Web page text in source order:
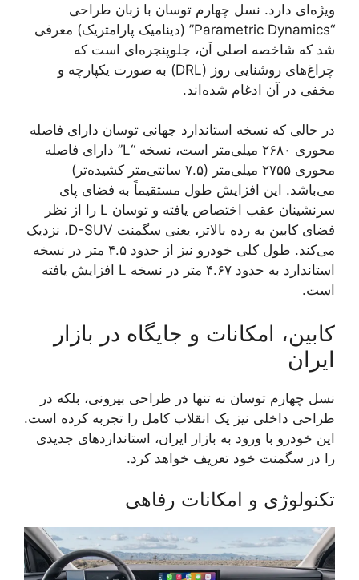
ویژه‌ای دارد. نسل چهارم توسان با زبان طراحی
“Parametric Dynamics” (دینامیک پارامتریک) معرفی
شد که شاخصه اصلی آن، جلوپنجره‌ای است که
چراغ‌های روشنایی روز (DRL) به صورت یکپارچه و
مخفی در آن ادغام شده‌اند.
در حالی که نسخه استاندارد جهانی توسان دارای فاصله
محوری ۲۶۸۰ میلی‌متر است، نسخه “L” دارای فاصله
محوری ۲۷۵۵ میلی‌متر (۷.۵ سانتی‌متر کشیده‌تر)
می‌باشد. این افزایش طول مستقیماً به فضای پای
سرنشینان عقب اختصاص یافته و توسان L را از نظر
فضای کابین به رده بالاتر، یعنی سگمنت D-SUV، نزدیک
می‌کند. طول کلی خودرو نیز از حدود ۴.۵ متر در نسخه
استاندارد به حدود ۴.۶۷ متر در نسخه L افزایش یافته
است.
کابین، امکانات و جایگاه در بازار
ایران
نسل چهارم توسان نه تنها در طراحی بیرونی، بلکه در
طراحی داخلی نیز یک انقلاب کامل را تجربه کرده است.
این خودرو با ورود به بازار ایران، استانداردهای جدیدی
را در سگمنت خود تعریف خواهد کرد.
تکنولوژی و امکانات رفاهی